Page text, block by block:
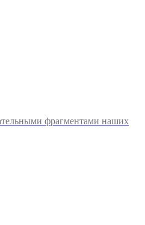
фрагментами наших